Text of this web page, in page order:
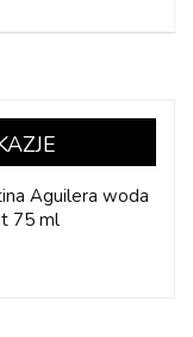
Aguilera woda
75 ml